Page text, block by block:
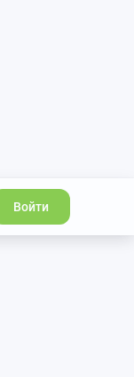
Войти